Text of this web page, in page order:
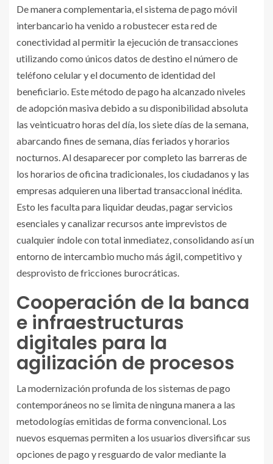
De manera complementaria, el sistema de pago móvil
interbancario ha venido a robustecer esta red de
conectividad al permitir la ejecución de transacciones
utilizando como únicos datos de destino el número de
teléfono celular y el documento de identidad del
beneficiario. Este método de pago ha alcanzado niveles
de adopción masiva debido a su disponibilidad absoluta
las veinticuatro horas del día, los siete días de la semana,
abarcando fines de semana, días feriados y horarios
nocturnos. Al desaparecer por completo las barreras de
los horarios de oficina tradicionales, los ciudadanos y las
empresas adquieren una libertad transaccional inédita.
Esto les faculta para liquidar deudas, pagar servicios
esenciales y canalizar recursos ante imprevistos de
cualquier índole con total inmediatez, consolidando así un
entorno de intercambio mucho más ágil, competitivo y
desprovisto de fricciones burocráticas.
Cooperación de la banca
e infraestructuras
digitales para la
agilización de procesos
La modernización profunda de los sistemas de pago
contemporáneos no se limita de ninguna manera a las
metodologías emitidas de forma convencional. Los
nuevos esquemas permiten a los usuarios diversificar sus
opciones de pago y resguardo de valor mediante la